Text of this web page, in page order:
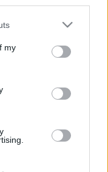
one or more Google
You may click to
third-party tags to
in below Google
my
programsorozat